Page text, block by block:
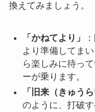
換えてみましょう。
「かねてより」
より準備してま
ら楽しみに待っ
ーが乗ります。
「旧来（きゅうら
のように、打破